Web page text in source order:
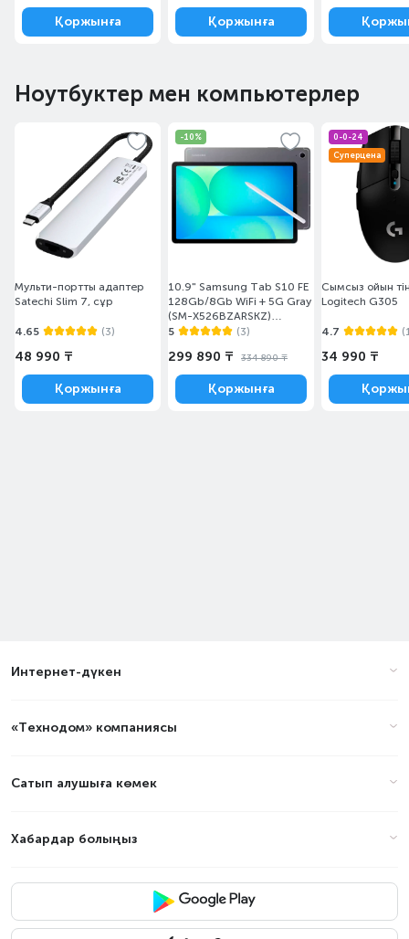
Қоржынға Қоржынға
Ноутбуктер мен компьютерлер
Мульти-портты адаптер
Satechi Slim 7, сұр
4.65 (3)
48 990 ₸
Қоржынға
-10%
10.9" Samsung Tab S10 FE
128Gb/8Gb WiFi + 5G Gray
(SM-X526BZARSKZ)
Планшеті
5 (3)
299 890 ₸ 334 890 ₸
Қоржынға
0-0-24
Суперцена
Сымсыз ойын
Logitech G305
4.7
34 990 ₸
Интернет-дүкен
«Технодом» компаниясы
Сатып алушыға көмек
Хабардар болыңыз